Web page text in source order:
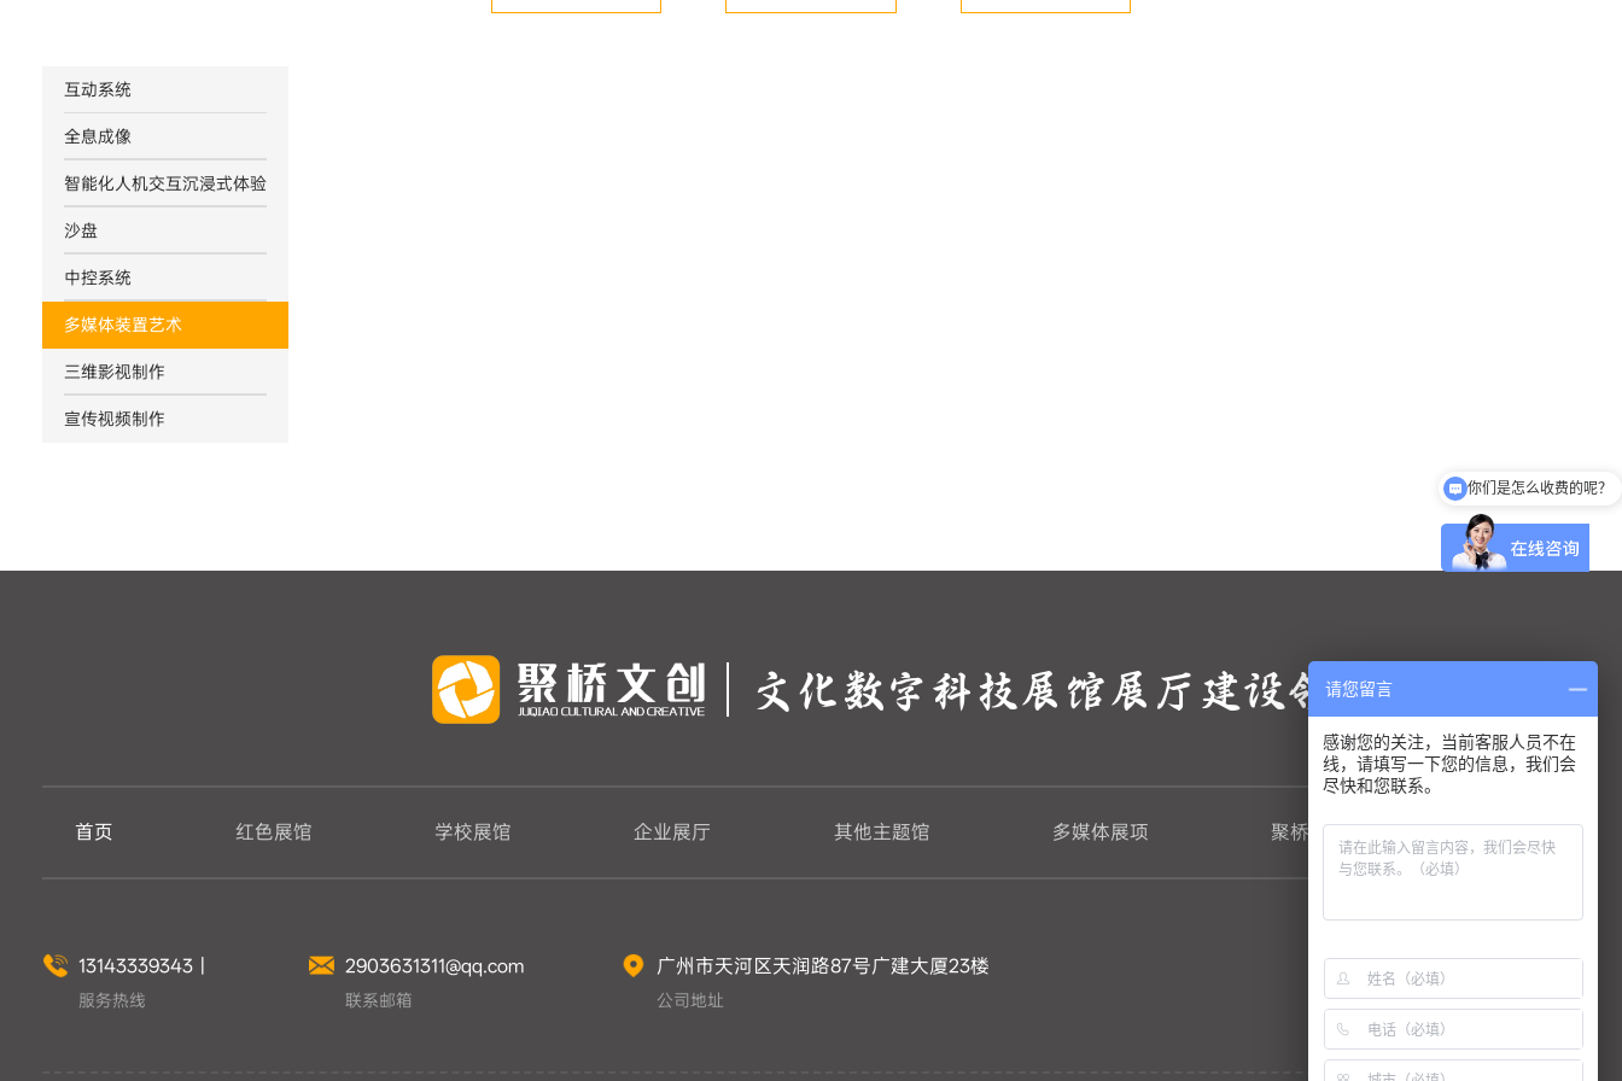
互动系统
全息成像
智能化人机交互沉浸式体验
沙盘
中控系统
多媒体装置艺术
三维影视制作
宣传视频制作
文化数字科技展馆展厅建设领航者
首页 红色展馆 学校展馆 企业展厅 其他主题馆 多媒体展项 聚桥新闻 关于聚桥
13143339343
服务热线
2903631311@qq.com
联系邮箱
广州市天河区天润路87号广建大厦23楼
公司地址
微信客服
你们是怎么收费的呢？
请您留言
感谢您的关注，当前客服人员不在
线，请填写一下您的信息，我们会
尽快和您联系。